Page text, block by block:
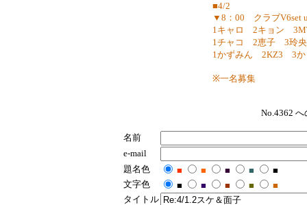
■4/2
▼8：00 クラブV6set
1キャロ 2キョン
1チャコ 2恵子 3玲
1かずみん 2KZ3 3
※一名募集
No.4362
名前
e-mail
題名色
■ ■ ■ ■
■
文字色
■ ■ ■ ■
■
タイトル